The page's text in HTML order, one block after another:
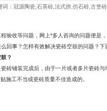
词：冠源陶瓷,石英砖,法式拼,仿石砖,古堡
验收等问题，网上*多人咨询的问题便是
回事？怎样有效解决瓷砖空鼓的问题？下
？
砖铺装完成后，由于一片或者多片瓷砖
施工不当或瓷砖质量不佳造成的。